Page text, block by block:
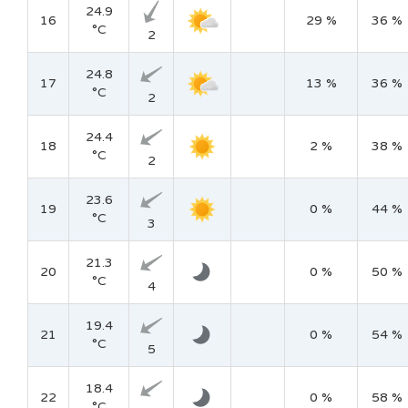
16
24.9
°C
2
29 % 36 %
17
24.8
°C
2
13 % 36 %
18
24.4
°C
2
2 % 38 %
19
23.6
°C
3
0 % 44 %
20
21.3
°C
4
0 % 50 %
21
19.4
°C
5
0 % 54 %
22
18.4
0 % 58 %